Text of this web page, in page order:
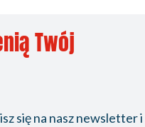
Twój
się na nasz newsletter i